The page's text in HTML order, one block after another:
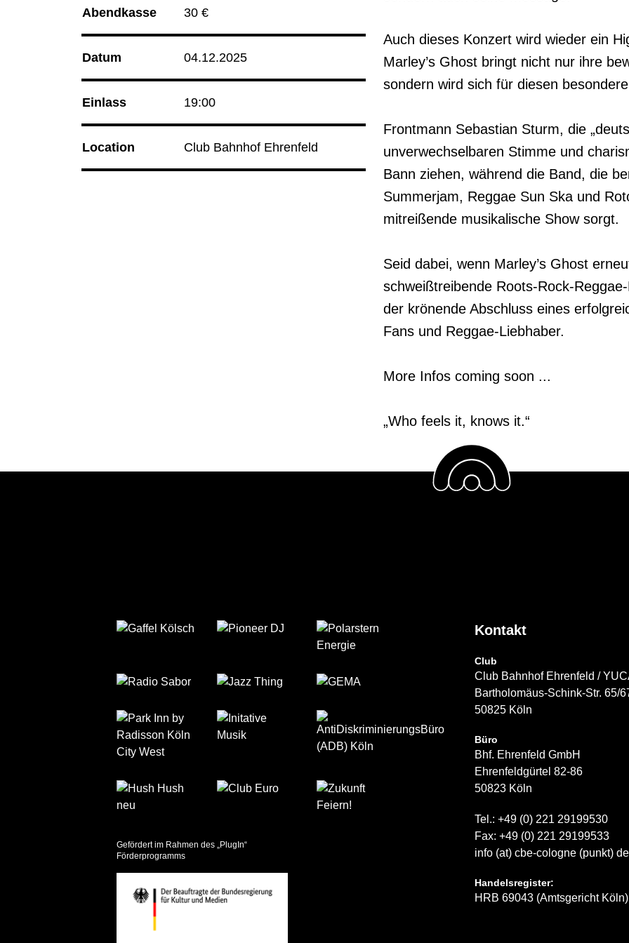
Abendkasse 30 €
Datum 04.12.2025
Einlass 19:00
Location Club Bahnhof Ehrenfeld
Auch dieses Konzert wird wieder ein
Marley’s Ghost bringt nicht nur ihre
sondern wird sich für diesen
Frontmann Sebastian Sturm, die
unverwechselbaren Stimme und
Bann ziehen, während die Band, die
Summerjam, Reggae Sun Ska und
mitreißende musikalische Show sorgt.
Seid dabei, wenn Marley’s Ghost
schweißtreibende Roots-Rock-
der krönende Abschluss eines
Fans und Reggae-Liebhaber.
More Infos coming soon ...
„Who feels it, knows it.“
Korken & Klub - Day Affair
Club Bahnhof Ehrenfeld
Gefördert im Rahmen des „PlugIn“
Förderprogramms
Kontakt
Club
Club Bahnhof Ehrenfeld /
Bartholomäus-Schink-Str. 65/
50825 Köln
Büro
Bhf. Ehrenfeld GmbH
Ehrenfeldgürtel 82-86
50823 Köln
Tel.: +49 (0) 221 29199530
Fax: +49 (0) 221 29199533
info (at) cbe-cologne (punkt) de
Handelsregister:
HRB 69043 (Amtsgericht Köln)